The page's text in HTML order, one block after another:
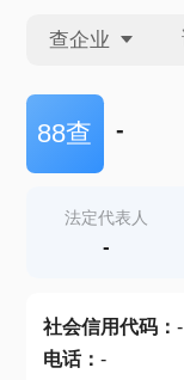
查企业
查企业
查产地
88查 -
法定代表人
-
社会信用代码： -
电话： -